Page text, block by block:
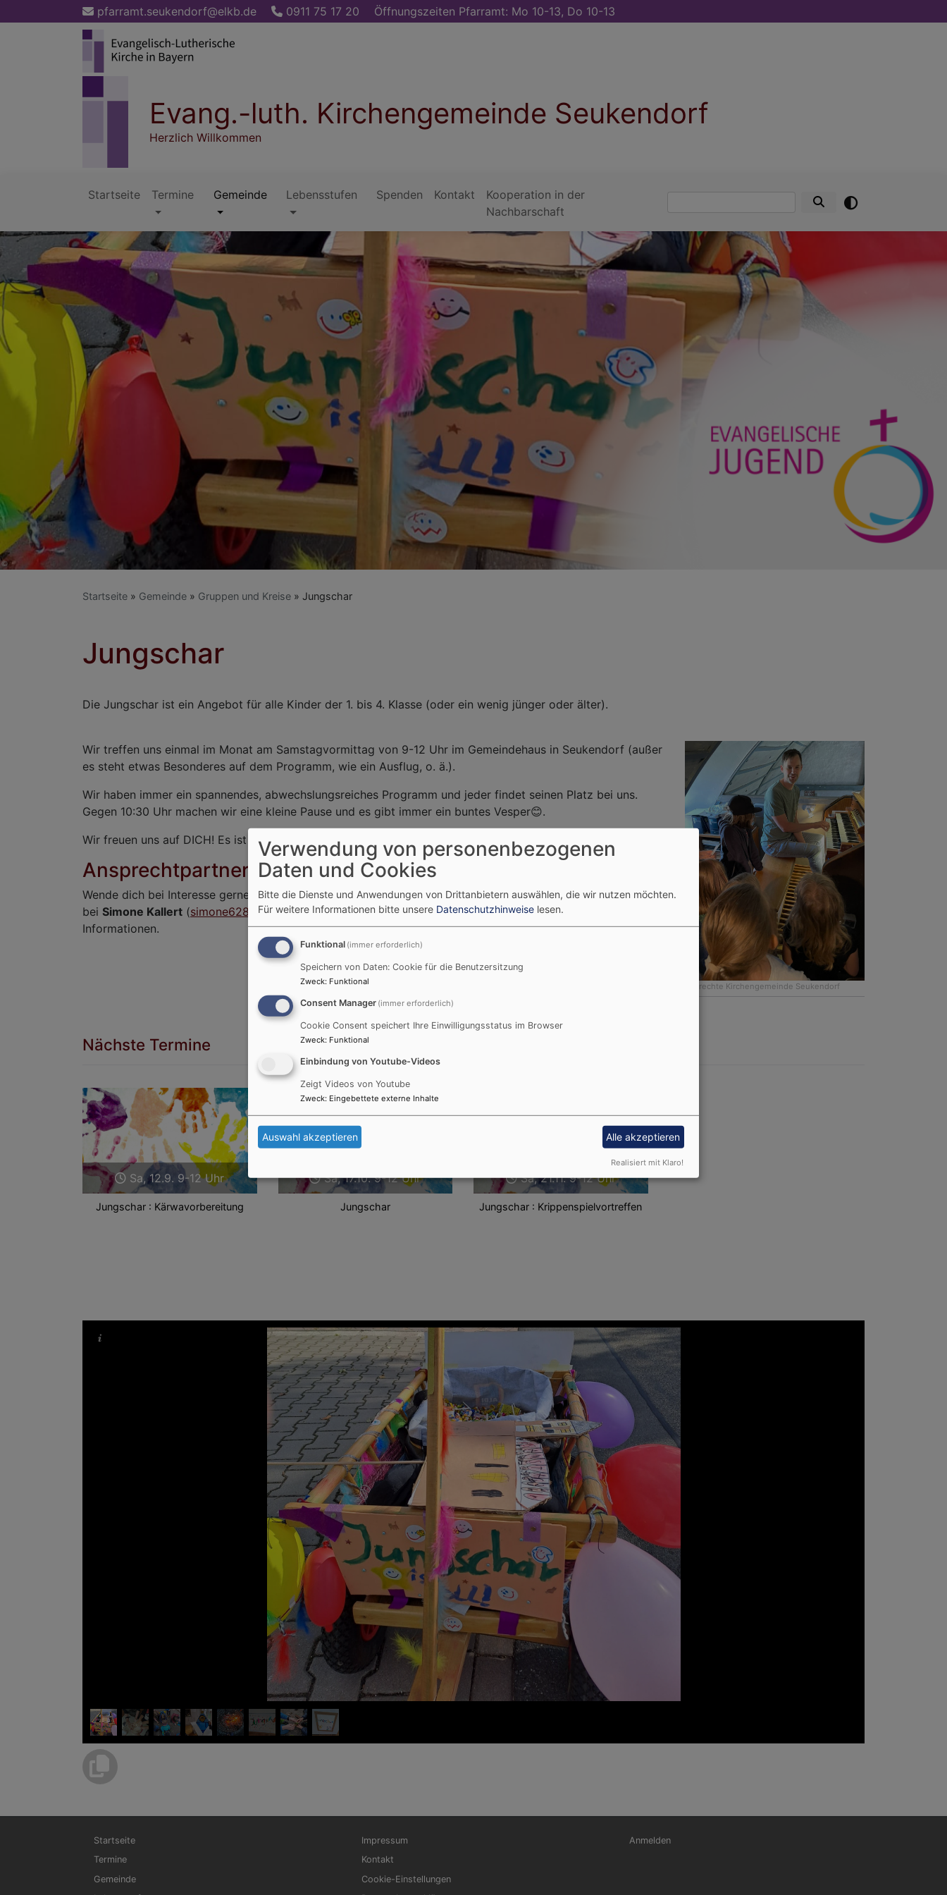
zum
pfarramt.seukendorf@elkb.de 0911 75 17 20 Öffnungszeiten Pfarramt: Mo 10-13, Do 10-13
Evang.-luth. Kirchengemeinde Seukendorf
Herzlich Willkommen
Hauptnavigation
Startseite Termine Gemeinde Lebensstufen Spenden Kontakt
Kooperation in der
Nachbarschaft
Startseite Gemeinde Gruppen und Kreise Jungschar
Jungschar
Die Jungschar ist ein Angebot für alle Kinder der 1. bis 4. Klasse (oder ein wenig jünger oder älter).
Bildrechte Kirchengemeinde Seukendorf
Wir treffen uns einmal im Monat am Samstagvormittag von 9-12 Uhr im Gemeindehaus in Seukendorf (außer
es steht etwas Besonderes auf dem Programm, wie ein Ausflug, o. ä.).
Wir haben immer ein spannendes, abwechslungsreiches Programm und jeder findet seinen Platz bei uns.
Gegen 10:30 Uhr machen wir eine kleine Pause und es gibt immer ein buntes Vesper😊.
Wir freuen uns auf DICH! Es ist JEDER/JEDE herzlich willkommen! Schau doch einfach mal vorbei!
Ansprechtpartnerin
Wende dich bei Interesse gerne entweder per Mail ans Pfarramt (pfarramt.seukendorf@elkb.de) oder direkt
bei Simone Kallert (simone6287@aol.com). Dann bekommst du auch alle aktuellen Termine und
Informationen.
Nächste Termine
Sa, 12.9. 9-12 Uhr
Jungschar : Kärwavorbereitung
Sa, 17.10. 9-12 Uhr
Jungschar
Sa, 21.11. 9-12 Uhr
Jungschar : Krippenspielvortreffen
Zurück
Hauptnavigation
Startseite
Termine
Gemeinde
Fußbereichsmenü
Impressum
Kontakt
Cookie-Einstellungen
Benutzermenü
Anmelden
Verwendung von personenbezogenen
Daten und Cookies
Bitte die Dienste und Anwendungen von Drittanbietern auswählen, die wir nutzen möchten.
Für weitere Informationen bitte unsere Datenschutzhinweise lesen.
Funktional (immer erforderlich)
Speichern von Daten: Cookie für die Benutzersitzung
Zweck: Funktional
Consent Manager (immer erforderlich)
Cookie Consent speichert Ihre Einwilligungsstatus im Browser
Zweck: Funktional
Einbindung von Youtube-Videos
Zeigt Videos von Youtube
Zweck: Eingebettete externe Inhalte
Auswahl akzeptieren Alle akzeptieren
Realisiert mit Klaro!